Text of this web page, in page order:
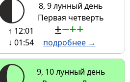
8, 9 лунный день
Первая четверть
↑ 12:01
↓ 01:54
±−++
подробнее →
9, 10 лунный день